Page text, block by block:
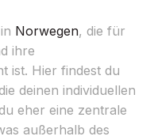
Norwegen, die für
ihre
ist. Hier findest du
deinen individuellen
eher eine zentrale
außerhalb des